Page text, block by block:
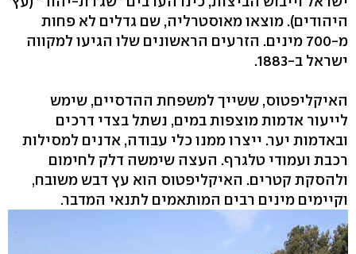
היהודים). מוצאו מאוסטרליה, שם גדלים לא פחות
מ-700 מינים. הזרעים הראשונים שלו הגיעו למקווה
ישראל ב-1883.
האיקליפטוס, ששייך למשפחת ההדסיים, שימש
לייעור אדמות מוצפות במים, נשתל בצדי דרכים
ובאדמות יער. ייצרו ממנו כלי עבודה, אדנים למסילות
רכבת ועמודי טלגרף. העצה שימשה דלק לחימום
ולהסקת קטרים. האיקליפטוס הוא עץ דבש משובח,
וקיימים מינים רבים המותאמים לתנאי המדבר.